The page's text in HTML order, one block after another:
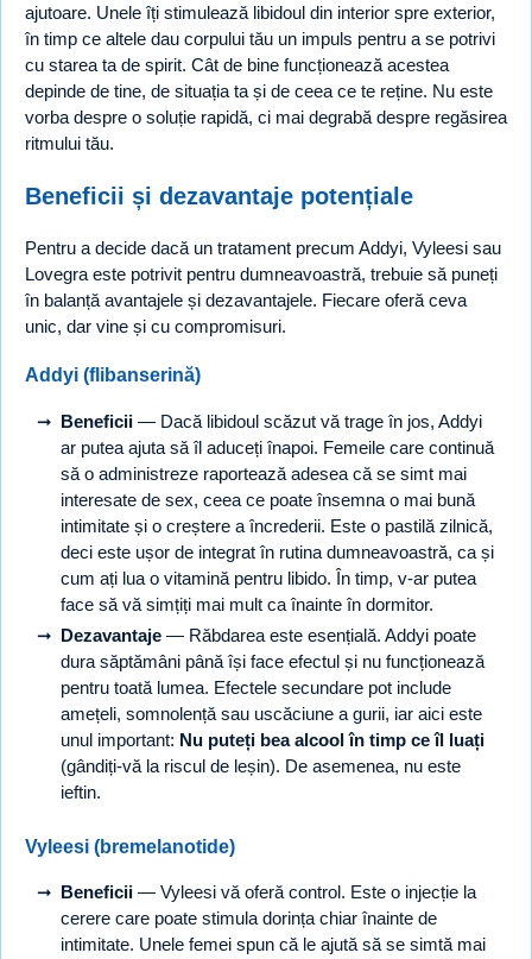
ajutoare. Unele îți stimulează libidoul din interior spre exterior,
în timp ce altele dau corpului tău un impuls pentru a se potrivi
cu starea ta de spirit. Cât de bine funcționează acestea
depinde de tine, de situația ta și de ceea ce te reține. Nu este
vorba despre o soluție rapidă, ci mai degrabă despre regăsirea
ritmului tău.
Beneficii și dezavantaje potențiale
Pentru a decide dacă un tratament precum Addyi, Vyleesi sau
Lovegra este potrivit pentru dumneavoastră, trebuie să puneți
în balanță avantajele și dezavantajele. Fiecare oferă ceva
unic, dar vine și cu compromisuri.
Addyi (flibanserină)
Beneficii — Dacă libidoul scăzut vă trage în jos, Addyi
ar putea ajuta să îl aduceți înapoi. Femeile care continuă
să o administreze raportează adesea că se simt mai
interesate de sex, ceea ce poate însemna o mai bună
intimitate și o creștere a încrederii. Este o pastilă zilnică,
deci este ușor de integrat în rutina dumneavoastră, ca și
cum ați lua o vitamină pentru libido. În timp, v-ar putea
face să vă simțiți mai mult ca înainte în dormitor.
Dezavantaje — Răbdarea este esențială. Addyi poate
dura săptămâni până își face efectul și nu funcționează
pentru toată lumea. Efectele secundare pot include
amețeli, somnolență sau uscăciune a gurii, iar aici este
unul important: Nu puteți bea alcool în timp ce îl luați
(gândiți-vă la riscul de leșin). De asemenea, nu este
ieftin.
Vyleesi (bremelanotide)
Beneficii — Vyleesi vă oferă control. Este o injecție la
cerere care poate stimula dorința chiar înainte de
intimitate. Unele femei spun că le ajută să se simtă mai